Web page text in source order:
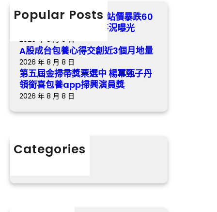
喜
演
h
Popular Posts
“甄嬛”孫儷身喜包養網站價暴跌60
倍 與父”和睦”經過的事況曝光
2026 年 8 月 9 日
A股成台包養心得交創近3個月地量
2026 年 8 月 8 日
第五屆金掃帚獎票選中 楊冪甄子丹
領銜喜包養app掃興演員獎
2026 年 8 月 8 日
Categories